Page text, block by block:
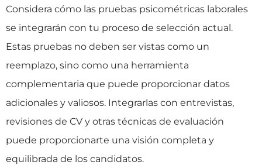
Considera cómo las pruebas psicométricas laborales
se integrarán con tu proceso de selección actual.
Estas pruebas no deben ser vistas como un
reemplazo, sino como una herramienta
complementaria que puede proporcionar datos
adicionales y valiosos. Integrarlas con entrevistas,
revisiones de CV y otras técnicas de evaluación
puede proporcionarte una visión completa y
equilibrada de los candidatos.